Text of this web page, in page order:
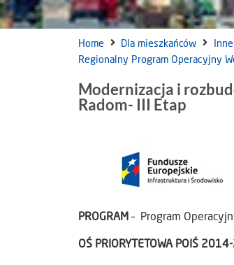
Home Dla mieszkańców Inne
Regionalny Program Operacyjny
Modernizacja i
Radom- III Etap
PROGRAM– Program
OŚ PRIORYTETOWA POIŚ